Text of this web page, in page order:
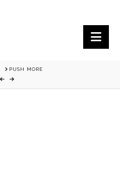
PUSH MORE